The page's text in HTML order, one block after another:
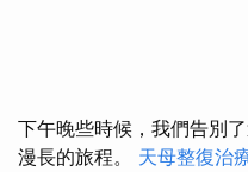
下午晚些時候，我們告別
漫長的旅程。 天母整復治